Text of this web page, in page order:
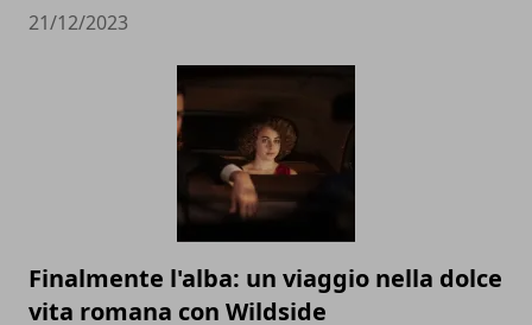
21/12/2023
Finalmente l'alba: un viaggio nella dolce
vita romana con Wildside